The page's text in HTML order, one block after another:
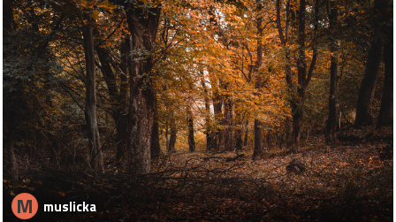
M muslicka